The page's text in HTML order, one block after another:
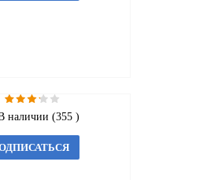
наличии (355 )